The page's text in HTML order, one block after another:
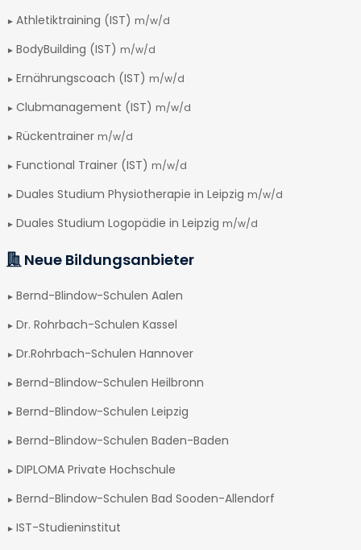
Athletiktraining (IST) m/w/d
BodyBuilding (IST) m/w/d
Ernährungscoach (IST) m/w/d
Clubmanagement (IST) m/w/d
Rückentrainer m/w/d
Functional Trainer (IST) m/w/d
Duales Studium Physiotherapie in Leipzig m/w/d
Duales Studium Logopädie in Leipzig m/w/d
Neue Bildungsanbieter
Bernd-Blindow-Schulen Aalen
Dr. Rohrbach-Schulen Kassel
Dr.Rohrbach-Schulen Hannover
Bernd-Blindow-Schulen Heilbronn
Bernd-Blindow-Schulen Leipzig
Bernd-Blindow-Schulen Baden-Baden
DIPLOMA Private Hochschule
Bernd-Blindow-Schulen Bad Sooden-Allendorf
IST-Studieninstitut